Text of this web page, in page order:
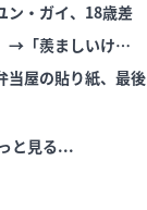
ン・ガイ、18歳差
→「羨ましいけ
当屋の貼り紙、最後
と見る...